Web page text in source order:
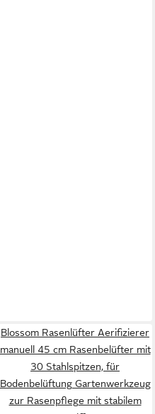
Blossom Rasenlüfter Aerifizierer
manuell 45 cm Rasenbelüfter mit
30 Stahlspitzen, für
Bodenbelüftung Gartenwerkzeug
zur Rasenpflege mit stabilem